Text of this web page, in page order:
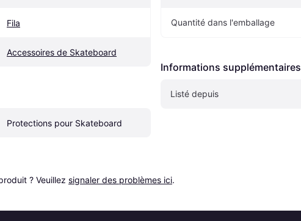
Fila
Accessoires de Skateboard
Protections pour Skateboard
Quantité dans l'emballage
Informations supplémentaires
Listé depuis
? Veuillez signaler des problèmes ici.